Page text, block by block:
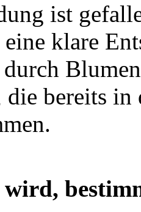
ist
klare
bereits in
wird,